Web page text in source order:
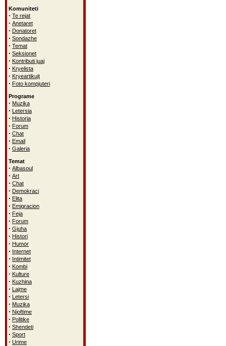
Komuniteti
· Te rejat
· Anetaret
· Donatoret
· Sondazhe
· Temat
· Seksionet
· Kontributi juaj
· Kryelista
· Kryeartikujt
· Foto kompjuteri
Programe
· Muzika
· Letersia
· Historia
· Forum
· Chat
· Email
· Galeria
Temat
· Albasoul
· Art
· Chat
· Demokraci
· Elita
· Emigracion
· Feja
· Forum
· Gjuha
· Histori
· Humor
· Internet
· Intimitet
· Kombi
· Kulture
· Kuzhina
· Lajme
· Letersi
· Muzika
· Njoftime
· Politike
· Shendeti
· Sport
· Urime